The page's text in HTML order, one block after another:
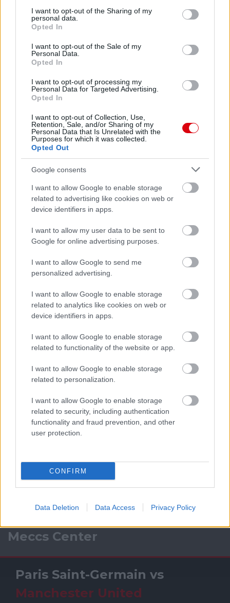
not limited to your visit or usage behaviour. You may click to
grant or deny consent to Google and its third-party tags to
use your data for below specified purposes in below Google
consent section.
I want to opt-out of the Sharing of my
personal data.
Opted In
I want to opt-out of the Sale of my
Personal Data.
Opted In
I want to opt-out of processing my
Personal Data for Targeted Advertising.
Opted In
I want to opt-out of Collection, Use,
Retention, Sale, and/or Sharing of my
Personal Data that Is Unrelated with the
Purposes for which it was collected.
Opted Out
Google consents
I want to allow Google to enable storage
related to advertising like cookies on web or
device identifiers in apps.
I want to allow my user data to be sent to
Google for online advertising purposes.
I want to allow Google to send me
personalized advertising.
I want to allow Google to enable storage
related to analytics like cookies on web or
device identifiers in apps.
I want to allow Google to enable storage
related to functionality of the website or app.
I want to allow Google to enable storage
related to personalization.
I want to allow Google to enable storage
related to security, including authentication
functionality and fraud prevention, and other
user protection.
CONFIRM
Data Deletion Data Access Privacy Policy
Meccs Center
Paris Saint-Germain vs
Manchester United